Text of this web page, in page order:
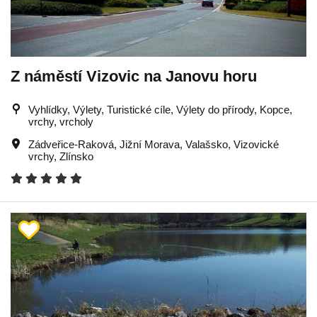
Z náměstí Vizovic na Janovu horu
Vyhlídky, Výlety, Turistické cíle, Výlety do přírody, Kopce,
vrchy, vrcholy
Zádveřice-Raková, Jižní Morava, Valašsko, Vizovické
vrchy, Zlínsko